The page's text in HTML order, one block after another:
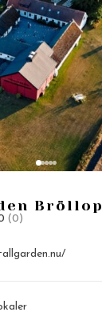
Bröllop
(0)